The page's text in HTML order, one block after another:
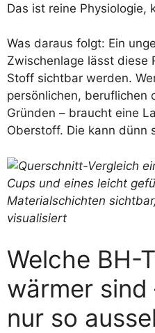
Das ist reine Physiologie,
Was daraus folgt: Ein
Zwischenlage lässt diese
Stoff sichtbar werden.
persönlichen, beruflichen
Gründen – braucht eine
Oberstoff. Die kann dünn
Welche BH-
wärmer
nur so